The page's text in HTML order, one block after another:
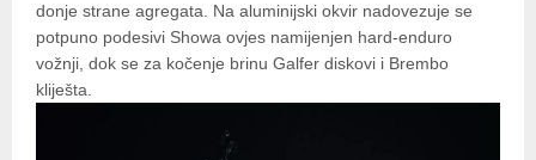
donje strane agregata. Na aluminijski okvir nadovezuje se
potpuno podesivi Showa ovjes namijenjen hard-enduro
vožnji, dok se za kočenje brinu Galfer diskovi i Brembo
kliješta.